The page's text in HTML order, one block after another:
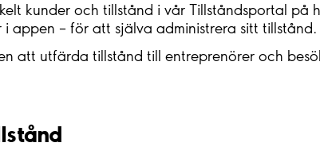
kunder och tillstånd i vår Tillståndsportal
appen – för att själva administrera sitt tillstånd.
att utfärda tillstånd till entreprenörer och